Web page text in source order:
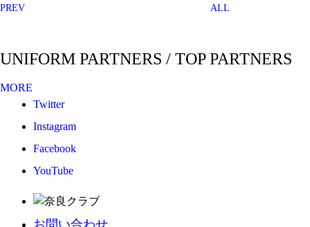
PREV ALL
UNIFORM PARTNERS / TOP PARTNERS
MORE
Twitter
Instagram
Facebook
YouTube
お問い合わせ